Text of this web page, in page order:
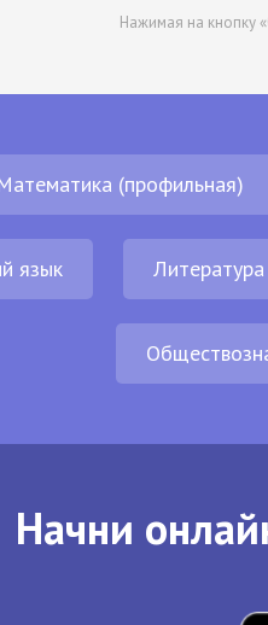
Нажимая на кнопку
(профильная)
язык Литература
Начни